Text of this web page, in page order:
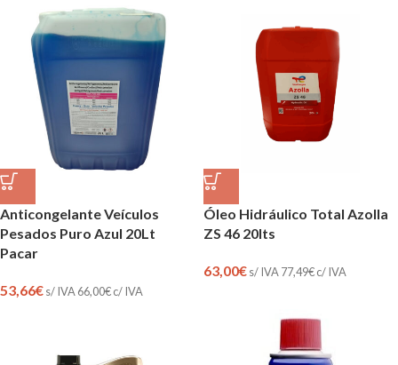
Anticongelante Veículos
Pesados Puro Azul 20Lt
Pacar
53,66€s/ IVA 66,00€c/ IVA
Óleo Hidráulico Total Azolla
ZS 46 20lts
63,00€s/ IVA 77,49€c/ IVA